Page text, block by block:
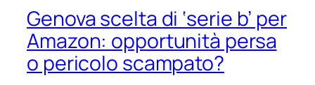
Genova scelta di ‘serie b’ per
Amazon: opportunità persa
o pericolo scampato?